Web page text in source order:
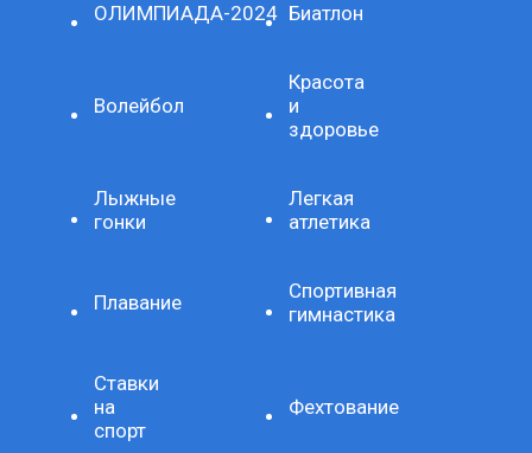
ОЛИМПИАДА-2024 Биатлон
Волейбол
Красота
и
здоровье
Лыжные
гонки
Легкая
атлетика
Плавание
Спортивная
гимнастика
Ставки
на
спорт
Фехтование